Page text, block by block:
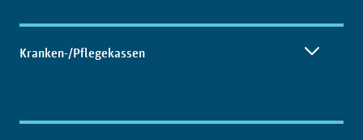
Kranken-/Pflegekassen